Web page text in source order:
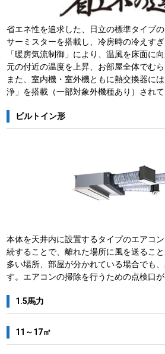
省エネ性を追求した、日立の標準タイプ
サーミスターを搭載し、冷房時の冷えす
「暖房気流制御」により、温風を床面に
元の付近の温度を上昇、お部屋全体でむ
また、室内機・室外機ともに熱交換器に
浄」を搭載（一部対象外機種あり）されて
ビルトイン形
本体を天井内に設置するタイプのエアコ
続することで、離れた場所に風を送るこ
多い場所、部屋が分かれている場合でも
す。エアコンの掃除を行うための点検口が
1.5馬力
11～17㎡